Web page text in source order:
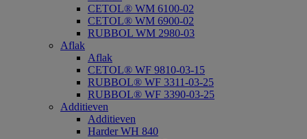
CETOL® WM 6100-02
CETOL® WM 6900-02
RUBBOL WM 2980-03
Aflak
Aflak
CETOL® WF 9810-03-15
RUBBOL® WF 3311-03-25
RUBBOL® WF 3390-03-25
Additieven
Additieven
Harder WH 840